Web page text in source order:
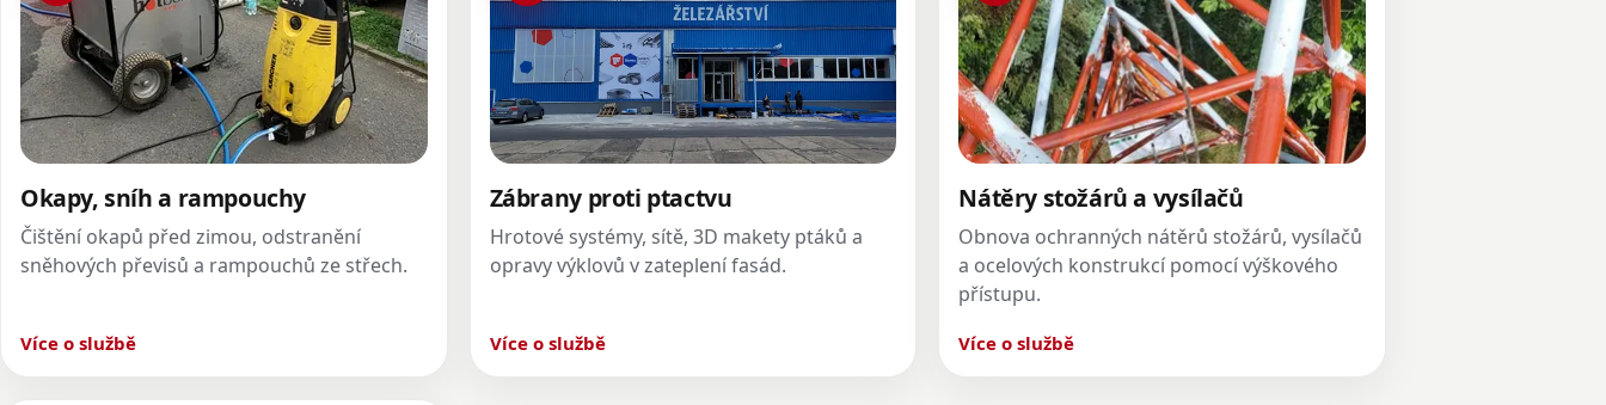
Okapy, sníh a rampouchy
Čištění okapů před zimou, odstranění
sněhových převisů a rampouchů ze střech.
Více o službě
Zábrany proti ptactvu
Hrotové systémy, sítě, 3D makety ptáků a
opravy výklovů v zateplení fasád.
Více o službě
Nátěry stožárů a vysílačů
Obnova ochranných nátěrů stožárů, vysílačů
a ocelových konstrukcí pomocí výškového
přístupu.
Více o službě